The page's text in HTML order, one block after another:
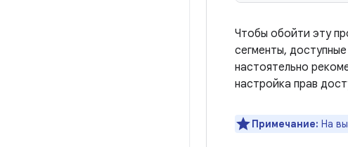
Чтобы обойти эту
сегменты,
настоятельно
настройка прав
Примечание: На